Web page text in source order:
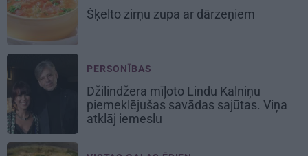
Šķelto zirņu zupa ar dārzeņiem
PERSONĪBAS
Džilindžera mīļoto Lindu Kalniņu
piemeklējušas savādas sajūtas. Viņa
atklāj iemeslu